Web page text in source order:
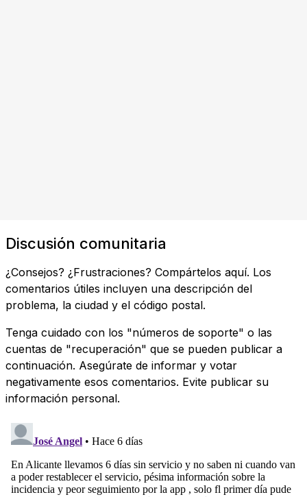
Discusión comunitaria
¿Consejos? ¿Frustraciones? Compártelos aquí. Los
comentarios útiles incluyen una descripción del
problema, la ciudad y el código postal.
Tenga cuidado con los "números de soporte" o las
cuentas de "recuperación" que se pueden publicar a
continuación. Asegúrate de informar y votar
negativamente esos comentarios. Evite publicar su
información personal.